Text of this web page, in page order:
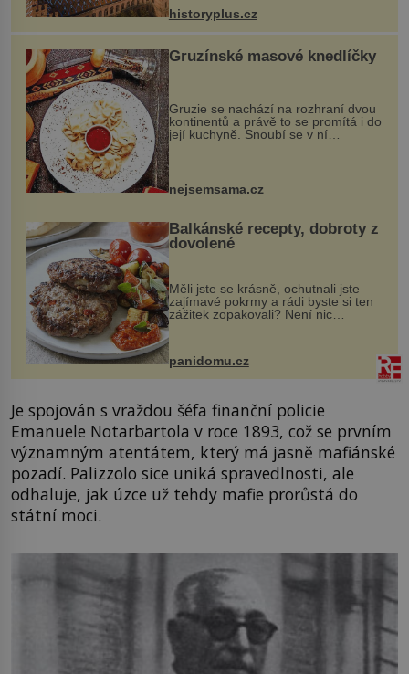
historyplus.cz
Gruzínské masové knedlíčky
Gruzie se nachází na rozhraní dvou
kontinentů a právě to se promítá i do
její kuchyně. Snoubí se v ní
evropské a asijské chutě a díky tomu
pokrmy, které rozhodně st...
nejsemsama.cz
Balkánské recepty, dobroty z
dovolené
Měli jste se krásně, ochutnali jste
zajímavé pokrmy a rádi byste si ten
zážitek zopakovali? Není nic
snazšího. Pljeskavica (10 porcí)
Možná jste ji ochutnali na dovolené v
bývalé Jugoslávii, lze ji vi...
panidomu.cz
Je spojován s vraždou šéfa finanční policie
Emanuele Notarbartola v roce 1893, což se prvním
významným atentátem, který má jasně mafiánské
pozadí. Palizzolo sice uniká spravedlnosti, ale
odhaluje, jak úzce už tehdy mafie prorůstá do
státní moci.